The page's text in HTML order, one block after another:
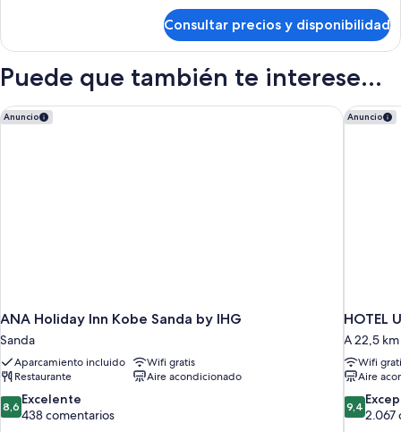
ejecutiva
Consultar precios y disponibilidad
Puede que también te interese...
Anuncio
ANA Holiday Inn Kobe Sanda by IHG
Sanda
Aparcamiento incluido
Wifi gratis
Restaurante
Aire acondicionado
8.6
sobre
8,6 Excelente
438 comentarios
ANA Holiday Inn Kobe Sanda by IHG Anuncio
HOTEL
A 22,5
Wifi
Aire
9.4
sobre
9,4
2.067
HOTEL